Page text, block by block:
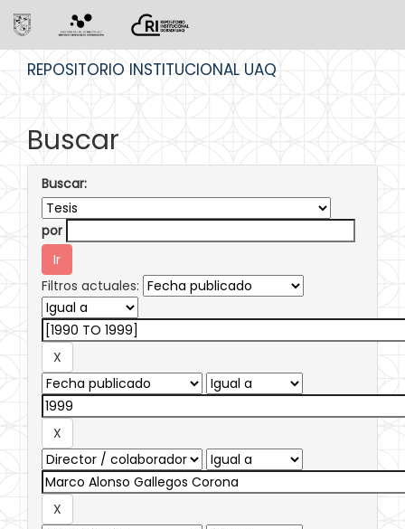
REPOSITORIO INSTITUCIONAL UAQ
Buscar
Buscar:
por
Filtros actuales: